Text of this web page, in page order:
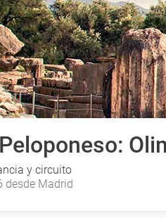
y circuito
desde Madrid